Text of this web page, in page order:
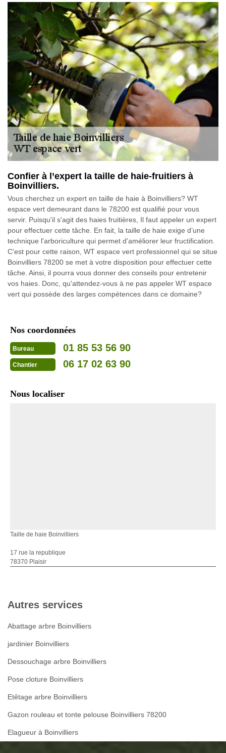
Confier à l’expert la taille de haie-fruitiers à
Boinvilliers.
Vous cherchez un expert en taille de haie à Boinvilliers? WT
espace vert demeurant dans le 78200 est qualifié pour vous
servir. Puisqu'il s'agit des haies fruitières, Il faut appeler un expert
pour effectuer cette tâche. En fait, la taille de haie exige d’une
technique l'arboriculture qui permet d'améliorer leur fructification.
C'est pour cette raison, WT espace vert professionnel qui se situe
Boinvilliers 78200 se met à votre disposition pour effectuer cette
tâche. Ainsi, il pourra vous donner des conseils pour entretenir
vos haies. Donc, qu'attendez-vous à ne pas appeler WT espace
vert qui possède des larges compétences dans ce domaine?
Nos coordonnées
Bureau 01 85 53 56 90
Chantier 06 17 02 63 90
Nous localiser
Taille de haie Boinvilliers
17 rue la republique
78370 Plaisir
Autres services
Abattage arbre Boinvilliers
jardinier Boinvilliers
Dessouchage arbre Boinvilliers
Pose cloture Boinvilliers
Etêtage arbre Boinvilliers
Gazon rouleau et tonte pelouse Boinvilliers 78200
Elagueur à Boinvilliers